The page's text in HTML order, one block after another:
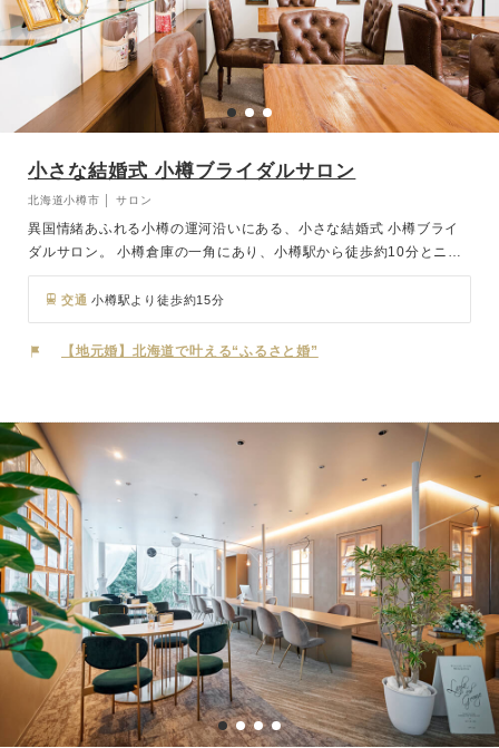
小さな結婚式 小樽ブライダルサロン
北海道小樽市 │ サロン
異国情緒あふれる小樽の運河沿いにある、小さな結婚式 小樽ブライ
ダルサロン。 小樽倉庫の一角にあり、小樽駅から徒歩約10分とニセ
コ、余市、積丹などからもアクセスしやすい立地に建っています。
小樽はもちろん、札幌市内から近郊までのレストラン・ホテルウェデ
ィング、さらに沖縄やハワイなど国内・国外のリゾートウェディン
グ、地元での前撮りまでご案内させていただきます。
交通 小樽駅より徒歩約15分
【地元婚】北海道で叶える“ふるさと婚”